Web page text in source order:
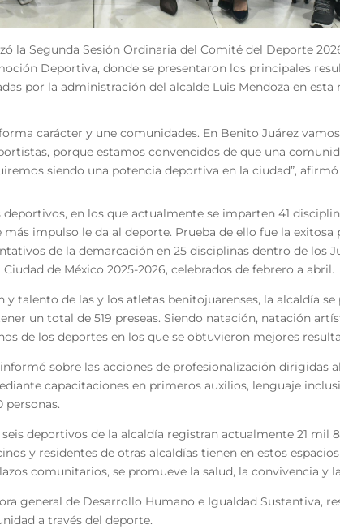
la Segunda Sesión Ordinaria del Comité del Deporte
Deportiva, donde se presentaron los principales
por la administración del alcalde Luis Mendoza en esta
carácter y une comunidades. En Benito Juárez
porque estamos convencidos de que una
siendo una potencia deportiva en la ciudad”, afirmó
en los que actualmente se imparten 41
más impulso le da al deporte. Prueba de ello fue la
de la demarcación en 25 disciplinas dentro de los
de México 2025-2026, celebrados de febrero a abril.
y talento de las y los atletas benitojuarenses, la alcaldía
un total de 519 preseas. Siendo natación, natación
de los deportes en los que se obtuvieron mejores
sobre las acciones de profesionalización dirigidas
capacitaciones en primeros auxilios, lenguaje
personas.
deportivos de la alcaldía registran actualmente 21 mil
y residentes de otras alcaldías tienen en estos
comunitarios, se promueve la salud, la convivencia y
general de Desarrollo Humano e Igualdad Sustantiva,
a través del deporte.